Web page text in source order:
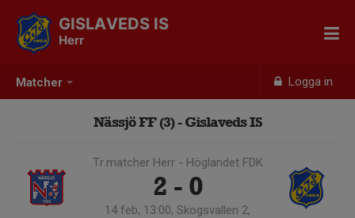
Matcher Logga in
GISLAVEDS IS
Herr
Nässjö FF (3) - Gislaveds IS
Tr.matcher Herr - Höglandet FDK
2 - 0
14 feb, 13:00, Skogsvallen 2,